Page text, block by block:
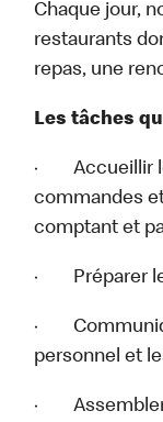
Chaque jour,
restaurants
repas, une
Les tâches
· Accueillir
commandes
comptant et
· Préparer
·
personnel et
· Assembler